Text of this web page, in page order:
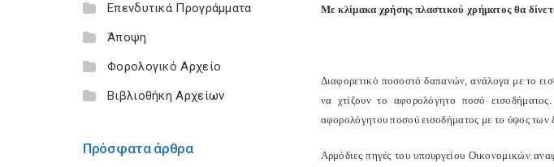
Επενδυτικά Προγράμματα
Άποψη
Φορολογικό Αρχείο
Βιβλιοθήκη Αρχείων
Πρόσφατα άρθρα
Με κλίμακα χρήσης πλαστικού χρήματος θα
Διαφορετικό ποσοστό δαπανών, ανάλογα με το
να χτίζουν το αφορολόγητο ποσό
αφορολόγητου ποσού εισοδήματος με το ύψος
Αρμόδιες πηγές του υπουργείου Οικονομικών